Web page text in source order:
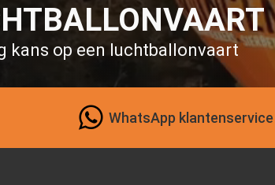
kans op een luchtballonvaart
WhatsApp klantenservice